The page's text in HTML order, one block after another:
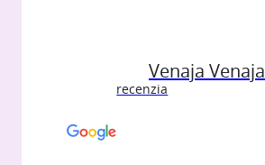
Venaja Venaja
recenzia